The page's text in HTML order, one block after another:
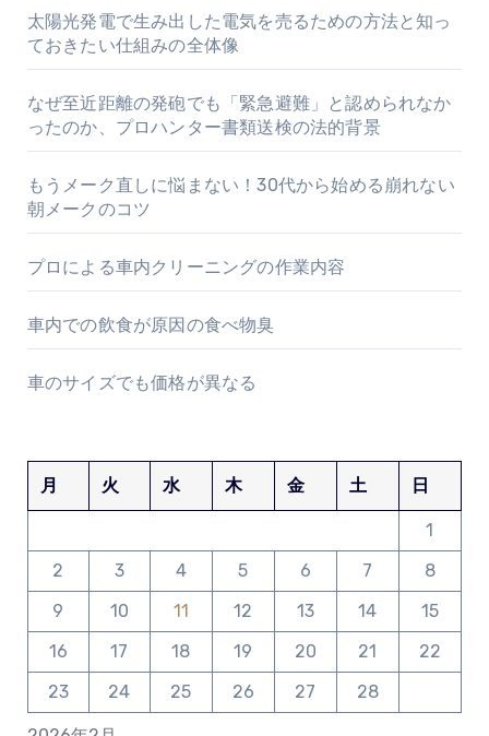
太陽光発電で生み出した電気を売るための方法と知っ
ておきたい仕組みの全体像
なぜ至近距離の発砲でも「緊急避難」と認められなか
ったのか、プロハンター書類送検の法的背景
もうメーク直しに悩まない！30代から始める崩れない
朝メークのコツ
プロによる車内クリーニングの作業内容
車内での飲食が原因の食べ物臭
車のサイズでも価格が異なる
月 火 水 木 金 土 日
1
2
3 4 5 6 7
8
9
10 11 12 13 14
15
16
17 18 19 20 21
22
23
24 25 26 27 28